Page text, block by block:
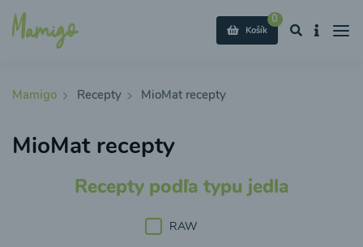
0
Košík
Mamigo Recepty MioMat recepty
MioMat recepty
Recepty podľa typu jedla
RAW